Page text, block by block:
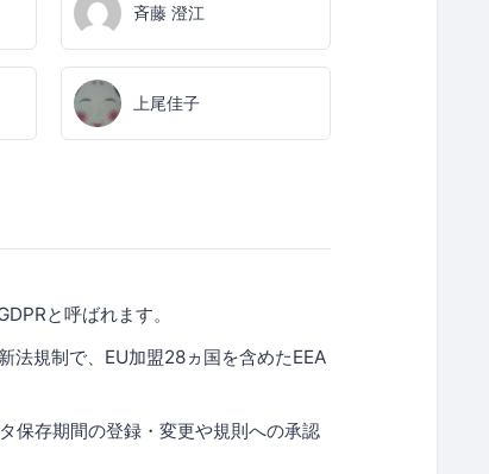
斉藤 澄江
上尾佳子
と呼ばれます。
法規制で、EU加盟28ヵ国を含めたEEA
保存期間の登録・変更や規則への承認